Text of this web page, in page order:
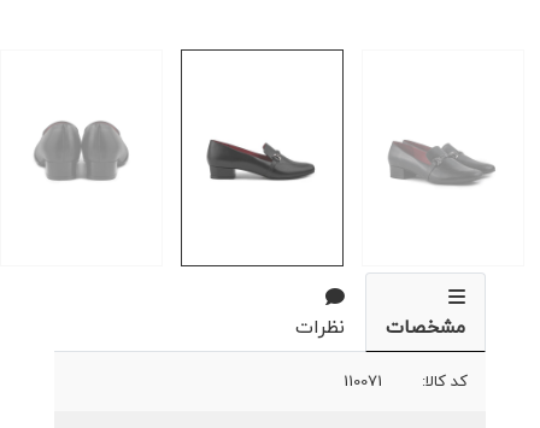
مشخصات نظرات
کد کالا: 110071